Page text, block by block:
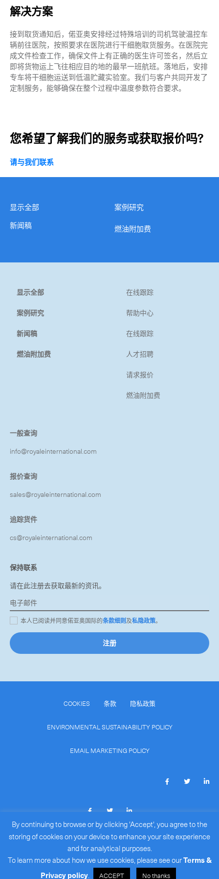
解决方案
接到取货通知后，偌亚奥安排经过特殊培训的司机驾驶温控车
辆前往医院，按照要求在医院进行干细胞取货服务。在医院完
成文件检查工作，确保文件上有正确的医生许可签名，然后立
即将货物运上飞往相应目的地的最早一班航班。落地后，安排
专车将干细胞运送到低温贮藏实验室。我们与客户共同开发了
定制服务，能够确保在整个过程中温度参数符合要求。
您希望了解我们的服务或获取报价吗?
请与我们联系
显示全部
案例研究
新闻稿
燃油附加费
关
显示全部
案例研究
新闻稿
燃油附加费
在线跟踪
帮助中心
在线跟踪
人才招聘
请求报价
燃油附加费
一般查询
info@royaleinternational.com
报价查询
sales@royaleinternational.com
追踪货件
cs@royaleinternational.com
保持联系
请在此注册去获取最新的资讯。
本人已阅读并同意偌亚奥国际的条款细则及私隐政策。
注册
COOKIES 条款 隐私政策
ENVIRONMENTAL SUSTAINABILITY POLICY
EMAIL MARKETING POLICY
COPYRIGHT © 2026ROYALE INTERNATIONAL COURIERS
(BR#: 15386172).
ALL RIGHTS RESERVED.
粤ICP备11057615号
By continuing to browse or by clicking 'Accept', you agree to the
storing of cookies on your device to enhance your site experience
and for analytical purposes.
To learn more about how we use cookies, please see ourTerms &
Privacy policy. ACCEPT No thanks